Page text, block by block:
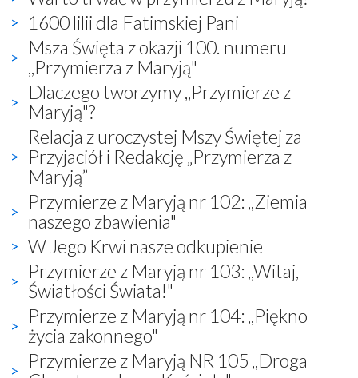
1600 lilii dla Fatimskiej Pani
Msza Święta z okazji 100. numeru
,,Przymierza z Maryją"
Dlaczego tworzymy ,,Przymierze z
Maryją"?
Relacja z uroczystej Mszy Świętej za
Przyjaciół i Redakcję „Przymierza z
Maryją”
Przymierze z Maryją nr 102: ,,Ziemia
naszego zbawienia"
W Jego Krwi nasze odkupienie
Przymierze z Maryją nr 103: ,,Witaj,
Światłości Świata!"
Przymierze z Maryją nr 104: ,,Piękno
życia zakonnego"
Przymierze z Maryją NR 105 ,,Droga